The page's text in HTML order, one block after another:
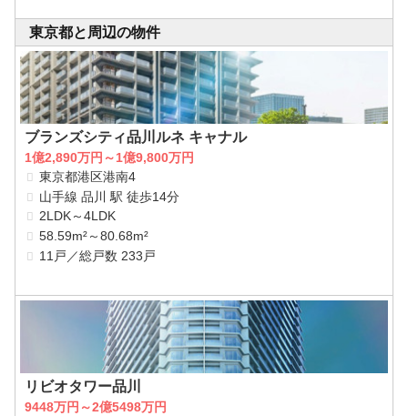
東京都と周辺の物件
ブランズシティ品川ルネ キャナル
1億2,890万円～1億9,800万円
東京都港区港南4
山手線 品川 駅 徒歩14分
2LDK～4LDK
58.59m²～80.68m²
11戸／総戸数 233戸
リビオタワー品川
9448万円～2億5498万円